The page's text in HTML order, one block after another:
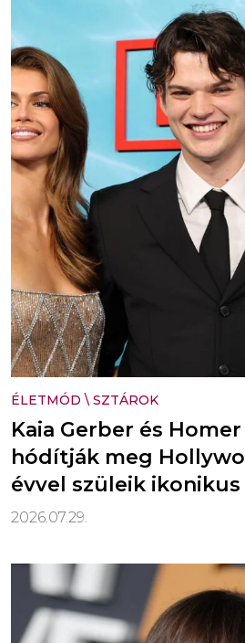
ÉLETMÓD \ SZTÁROK
Kaia Gerber és
hódítják meg
évvel szüleik
2026.07.29.